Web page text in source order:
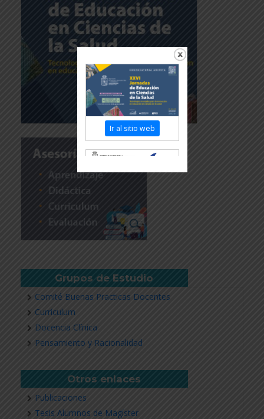
Grupos de Estudio
Comité Buenas Practicas Docentes
Currículum
Docencia Clínica
Pensamiento y Racionalidad
Otros enlaces
Publicaciones
Tesis Alumnos de Magíster
Ir al sitio web
Revisar más información